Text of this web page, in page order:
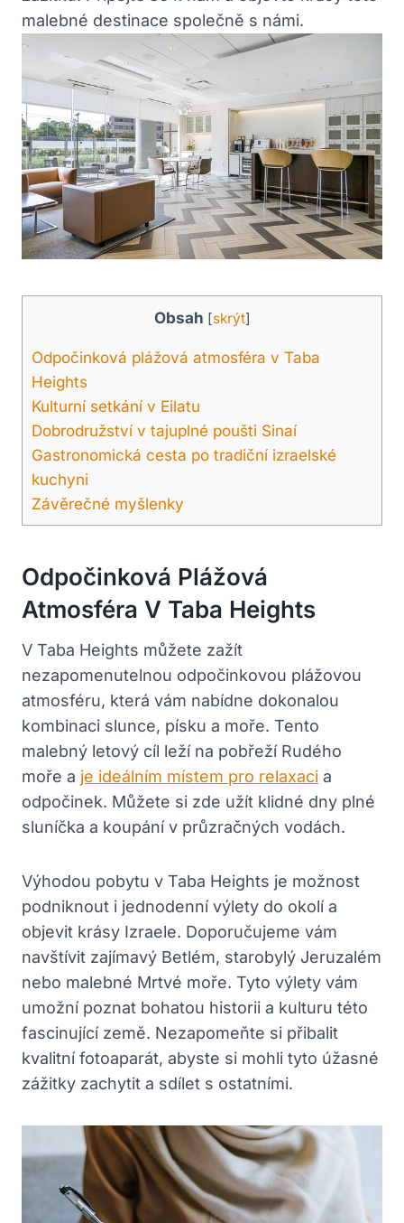
malebné destinace společně s námi.
Obsah [skrýt]
Odpočinková plážová atmosféra v Taba
Heights
Kulturní setkání v Eilatu
Dobrodružství v tajuplné poušti Sinaí
Gastronomická cesta po tradiční izraelské
kuchyni
Závěrečné myšlenky
Odpočinková Plážová
Atmosféra V Taba Heights
V Taba Heights můžete zažít
nezapomenutelnou odpočinkovou plážovou
atmosféru, která vám nabídne dokonalou
kombinaci slunce, písku a moře. Tento
malebný letový cíl leží na pobřeží Rudého
moře a je ideálním místem pro relaxaci a
odpočinek. Můžete si zde užít klidné dny plné
sluníčka a koupání v průzračných vodách.
Výhodou pobytu v Taba Heights je možnost
podniknout i jednodenní výlety do okolí a
objevit krásy Izraele. Doporučujeme vám
navštívit zajímavý Betlém, starobylý Jeruzalém
nebo malebné Mrtvé moře. Tyto výlety vám
umožní poznat bohatou historii a kulturu této
fascinující země. Nezapomeňte si přibalit
kvalitní fotoaparát, abyste si mohli tyto úžasné
zážitky zachytit a sdílet s ostatními.